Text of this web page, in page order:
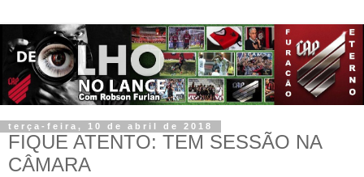
terça-feira, 10 de abril de 2018
FIQUE ATENTO: TEM SESSÃO NA
CÂMARA